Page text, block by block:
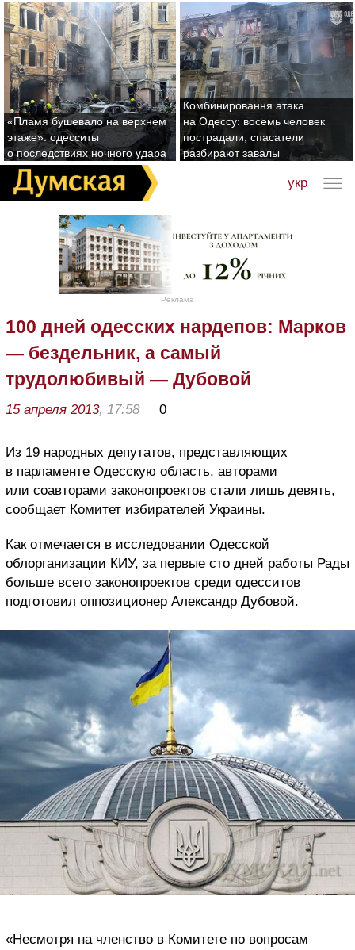
«Пламя бушевало на верхнем
этаже»: одесситы
о последствиях ночного удара
Комбинировання атака
на Одессу: восемь человек
пострадали, спасатели
разбирают завалы
укр
Реклама
100 дней одесских нардепов: Марков
— бездельник, а самый
трудолюбивый — Дубовой
15 апреля 2013, 17:58 0
Из 19 народных депутатов, представляющих
в парламенте Одесскую область, авторами
или соавторами законопроектов стали лишь девять,
сообщает Комитет избирателей Украины.
Как отмечается в исследовании Одесской
облорганизации КИУ, за первые сто дней работы Рады
больше всего законопроектов среди одесситов
подготовил оппозиционер Александр Дубовой.
«Несмотря на членство в Комитете по вопросам